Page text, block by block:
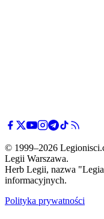
© 1999–2026
Legii Warszawa.
Herb Legii, nazwa
informacyjnych.
Polityka prywatności